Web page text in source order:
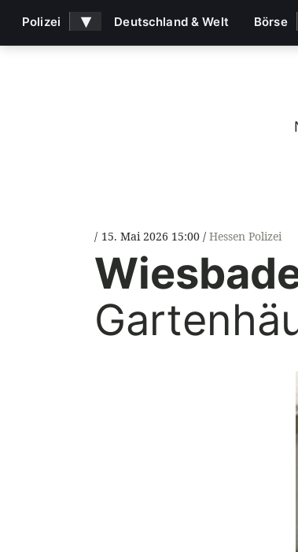
15. Mai 2026 15:00 Hessen Polizei
Polizei ▾ Deutschland & Welt Börse